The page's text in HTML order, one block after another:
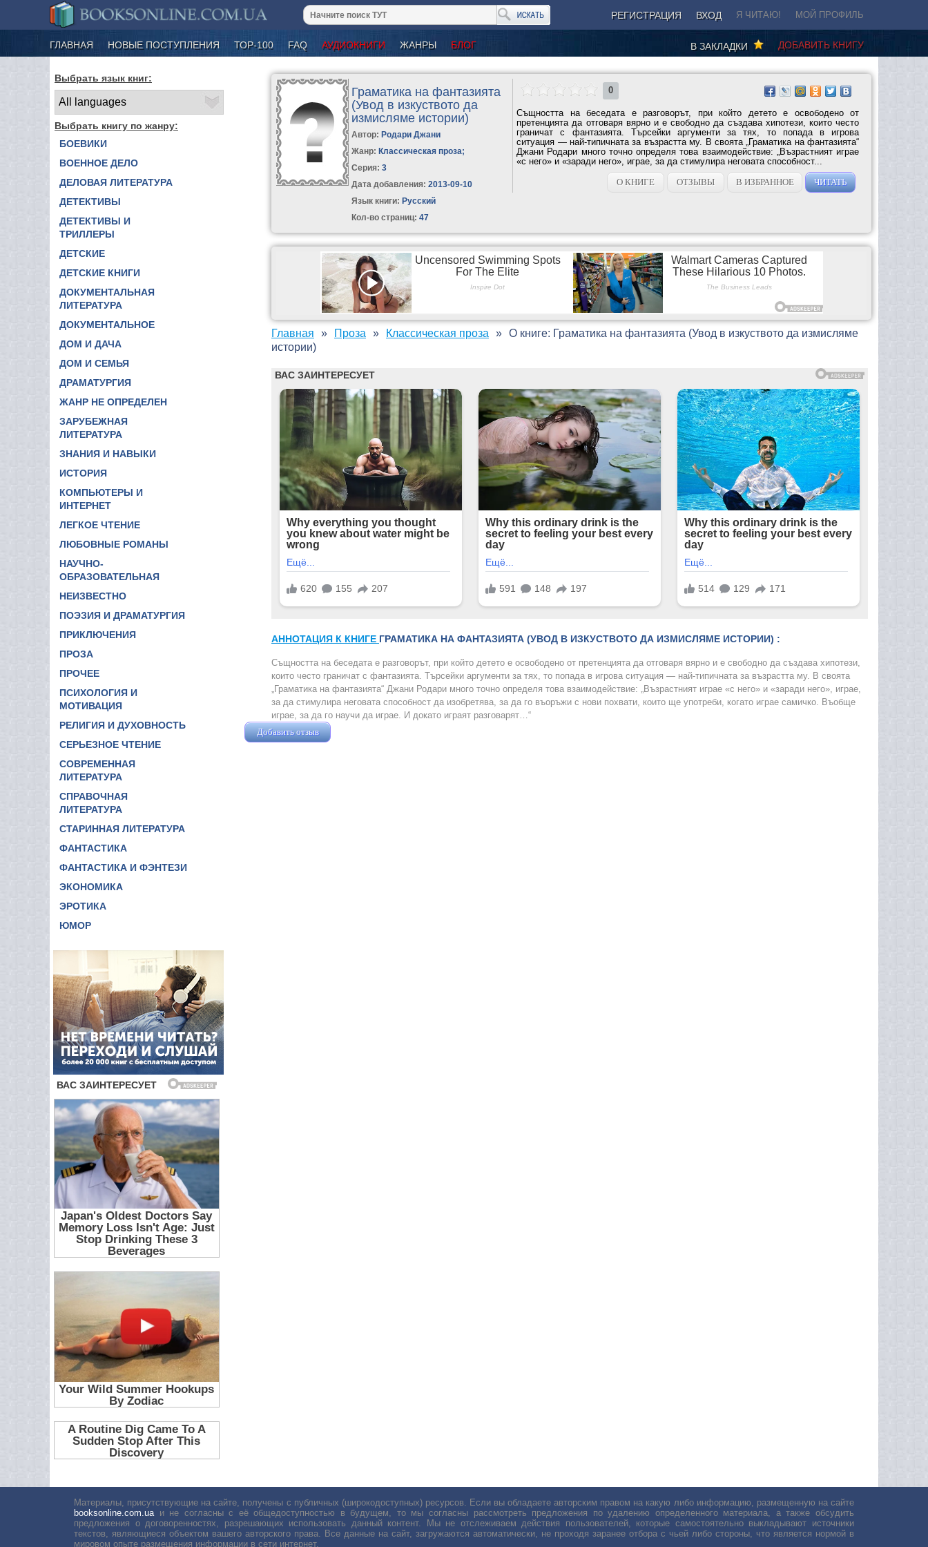
РЕГИСТРАЦИЯ ВХОД Я ЧИТАЮ! МОЙ ПРОФИЛЬ
ГЛАВНАЯ НОВЫЕ ПОСТУПЛЕНИЯ ТОР-100 FAQ АУДИОКНИГИ ЖАНРЫ БЛОГ ДОБАВИТЬ КНИГУ
В ЗАКЛАДКИ
Выбрать язык книг:
Выбрать книгу по жанру:
БОЕВИКИ
ВОЕННОЕ ДЕЛО
ДЕЛОВАЯ ЛИТЕРАТУРА
ДЕТЕКТИВЫ
ДЕТЕКТИВЫ И
ТРИЛЛЕРЫ
ДЕТСКИЕ
ДЕТСКИЕ КНИГИ
ДОКУМЕНТАЛЬНАЯ
ЛИТЕРАТУРА
ДОКУМЕНТАЛЬНОЕ
ДОМ И ДАЧА
ДОМ И СЕМЬЯ
ДРАМАТУРГИЯ
ЖАНР НЕ ОПРЕДЕЛЕН
ЗАРУБЕЖНАЯ
ЛИТЕРАТУРА
ЗНАНИЯ И НАВЫКИ
ИСТОРИЯ
КОМПЬЮТЕРЫ И
ИНТЕРНЕТ
ЛЕГКОЕ ЧТЕНИЕ
ЛЮБОВНЫЕ РОМАНЫ
НАУЧНО-
ОБРАЗОВАТЕЛЬНАЯ
НЕИЗВЕСТНО
ПОЭЗИЯ И ДРАМАТУРГИЯ
ПРИКЛЮЧЕНИЯ
ПРОЗА
ПРОЧЕЕ
ПСИХОЛОГИЯ И
МОТИВАЦИЯ
РЕЛИГИЯ И ДУХОВНОСТЬ
СЕРЬЕЗНОЕ ЧТЕНИЕ
СОВРЕМЕННАЯ
ЛИТЕРАТУРА
СПРАВОЧНАЯ
ЛИТЕРАТУРА
СТАРИННАЯ ЛИТЕРАТУРА
ФАНТАСТИКА
ФАНТАСТИКА И ФЭНТЕЗИ
ЭКОНОМИКА
ЭРОТИКА
ЮМОР
Граматика на фантазията
(Увод в изкуството да
измисляме истории)
Автор: Родари Джани
Жанр: Классическая проза;
Серия:3
Дата добавления: 2013-09-10
Язык книги: Русский
Кол-во страниц: 47
0
Същността на беседата е разговорът, при който детето е освободено от
претенцията да отговаря вярно и е свободно да създава хипотези, които често
граничат с фантазията. Търсейки аргументи за тях, то попада в игрова
ситуация — най-типичната за възрастта му. В своята „Граматика на фантазията“
Джани Родари много точно определя това взаимодействие: „Възрастният играе
«с него» и «заради него», играе, за да стимулира неговата способност...
О КНИГЕ
ОТЗЫВЫ В ИЗБРАННОЕ ЧИТАТЬ
Главная Проза Классическая проза
О книге: Граматика на фантазията (Увод в изкуството да измисляме
истории)
АННОТАЦИЯ К КНИГЕ ГРАМАТИКА НА ФАНТАЗИЯТА (УВОД В ИЗКУСТВОТО ДА ИЗМИСЛЯМЕ ИСТОРИИ) :
Същността на беседата е разговорът, при който детето е освободено от претенцията да отговаря вярно и е свободно да създава хипотези,
които често граничат с фантазията. Търсейки аргументи за тях, то попада в игрова ситуация — най-типичната за възрастта му. В своята
„Граматика на фантазията“ Джани Родари много точно определя това взаимодействие: „Възрастният играе «с него» и «заради него», играе,
за да стимулира неговата способност да изобретява, за да го въоръжи с нови похвати, които ще употреби, когато играе самичко. Въобще
играе, за да го научи да играе. И докато играят разговарят…“
Добавить отзыв
Материалы, присутствующие на сайте, получены с публичных (широкодоступных) ресурсов. Если вы обладаете авторским правом на какую либо информацию, размещенную на сайте
booksonline.com.ua и не согласны с её общедоступностью в будущем, то мы согласны рассмотреть предложения по удалению определенного материала, а также обсудить
предложения о договоренностях, разрешающих использовать данный контент. Мы не отслеживаем действия пользователей, которые самостоятельно выкладывают источники
текстов, являющиеся объектом вашего авторского права. Все данные на сайт, загружаются автоматически, не проходя заранее отбора с чьей либо стороны, что является нормой в
мировом опыте размещения информации в сети интернет.